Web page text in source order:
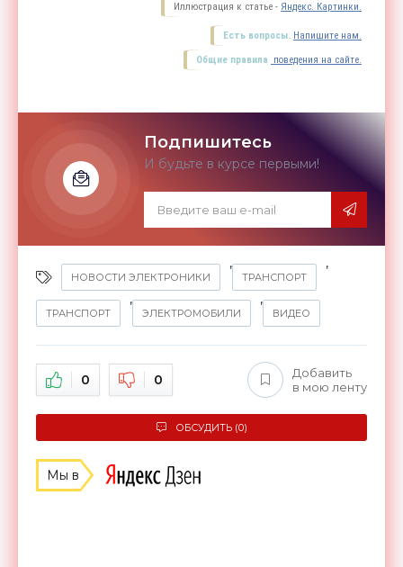
Иллюстрация к статье - Яндекс. Картинки.
Есть вопросы. Напишите нам.
Общие правила поведения на сайте.
Подпишитесь
И будьте в курсе первыми!
НОВОСТИ ЭЛЕКТРОНИКИ
,
ТРАНСПОРТ
,
ТРАНСПОРТ
,
ЭЛЕКТРОМОБИЛИ
,
ВИДЕО
0 0
Добавить
в мою ленту
ОБСУДИТЬ (0)
Мы в